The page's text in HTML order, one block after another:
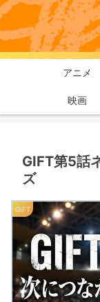
アニメ
映画
GIFT第5話
ズ
GIFT